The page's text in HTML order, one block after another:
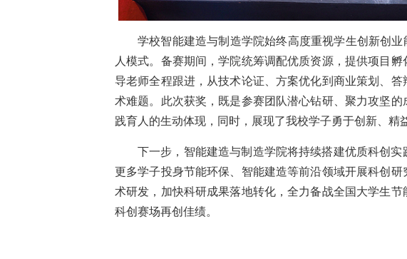
学校智能建造与制造学院始终高度重视学生创新创
人模式。备赛期间，学院统筹调配优质资源，提供项目
导老师全程跟进，从技术论证、方案优化到商业策划、
术难题。此次获奖，既是参赛团队潜心钻研、聚力攻坚
践育人的生动体现，同时，展现了我校学子勇于创新、精
下一步，智能建造与制造学院将持续搭建优质科创
更多学子投身节能环保、智能建造等前沿领域开展科创
术研发，加快科研成果落地转化，全力备战全国大学生
科创赛场再创佳绩。